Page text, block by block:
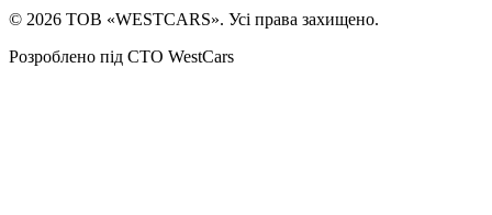
© 2026 ТОВ «WESTCARS». Усі права захищено.
Розроблено під СТО WestCars